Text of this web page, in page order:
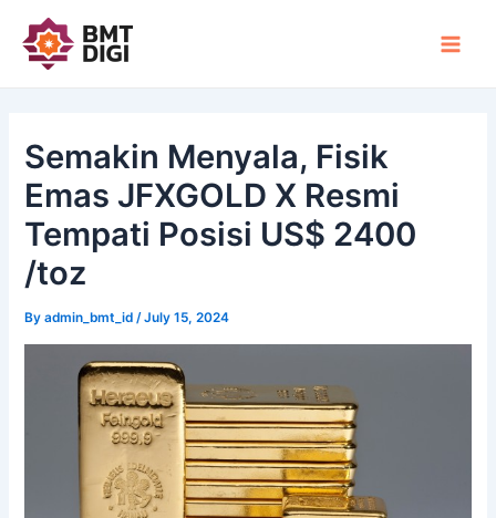
content
Semakin Menyala, Fisik
Emas JFXGOLD X Resmi
Tempati Posisi US$ 2400
/toz
Byadmin_bmt_id /July 15, 2024
navigation